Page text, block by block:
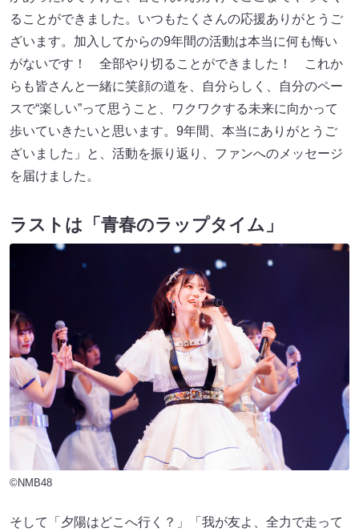
ることができました。いつもたくさんの応援ありがとうご
ざいます。加入してからの9年間の活動は本当に何も悔い
がないです！ 全部やり切ることができました！ これか
らも皆さんと一緒に笑顔の道を、自分らしく、自分のペー
スで“楽しい”って思うこと、ワクワクする未来に向かって
歩いていきたいと思います。9年間、本当にありがとうご
ざいました」と、活動を振り返り、ファンへのメッセージ
を届けました。
ラストは「青春のラップタイム」
©NMB48
そして「夕陽はどこへ行く？」「我が友よ、全力で走って